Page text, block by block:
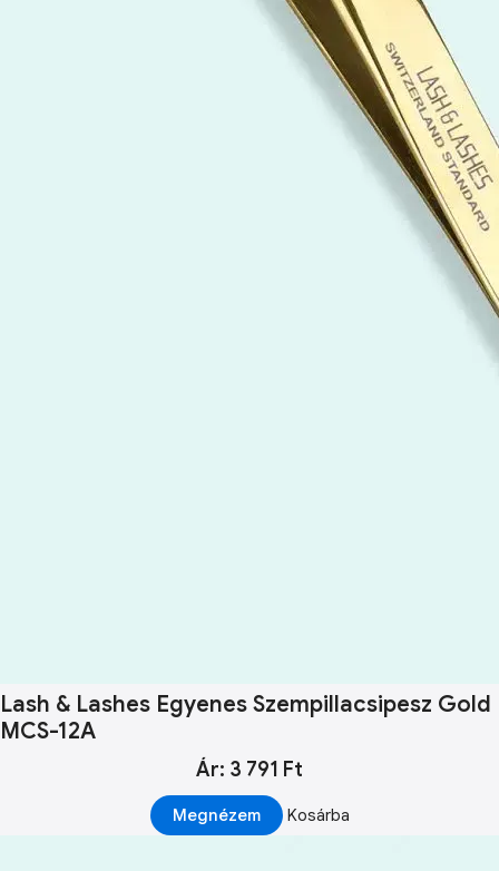
Lash & Lashes Egyenes Szempillacsipesz Gold
MCS-12A
Ár: 3 791 Ft
Megnézem Kosárba